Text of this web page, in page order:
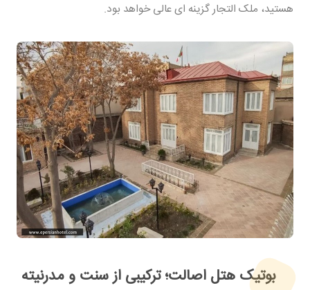
هستید، ملک التجار گزینه ای عالی خواهد بود.
بوتیک هتل اصالت؛ ترکیبی از سنت و مدرنیته